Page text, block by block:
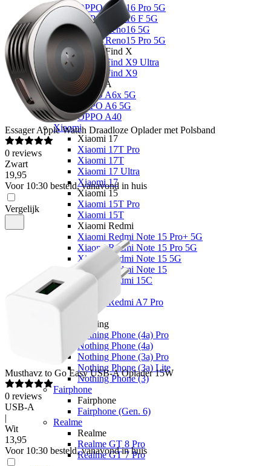
OPPO Reno16 Pro 5G
OPPO Reno16 F 5G
OPPO Reno16 5G
OPPO Reno15 Pro 5G
OPPO Find X
OPPO Find X9 Ultra
OPPO Find X9
OPPO A
OPPO A6x 5G
OPPO A6 5G
OPPO A40
Xiaomi
Xiaomi 17
Xiaomi 17T Pro
Xiaomi 17T
Xiaomi 17 Ultra
Xiaomi 17
Xiaomi 15
Xiaomi 15T Pro
Xiaomi 15T
Xiaomi Redmi
Xiaomi Redmi Note 15 Pro+ 5G
Xiaomi Redmi Note 15 Pro 5G
Xiaomi Redmi Note 15 5G
Xiaomi Redmi Note 15
Xiaomi Redmi 15C
Overige
Xiaomi Redmi A7 Pro
Nothing
Nothing
Nothing Phone (4a) Pro
Nothing Phone (4a)
Nothing Phone (3a) Pro
Nothing Phone (3a) Lite
Nothing Phone (3)
Fairphone
Fairphone
Fairphone (Gen. 6)
Realme
Realme
Realme GT 8 Pro
Realme GT 7 Pro
Essager Apple Watch Draadloze Oplader met Polsband
0 reviews
Zwart
19,95
Voor 10:30 besteld, vanavond in huis
Vergelijk
Musthavz to Go Easy USB-A Oplader 15W
0 reviews
USB-A
|
Wit
13,95
Voor 10:30 besteld, vanavond in huis